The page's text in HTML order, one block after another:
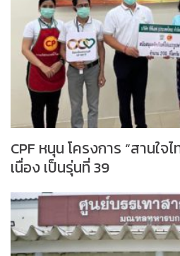
CPF หนุน โครงการ “สานใจ
เนื่อง เป็นรุ่นที่ 39